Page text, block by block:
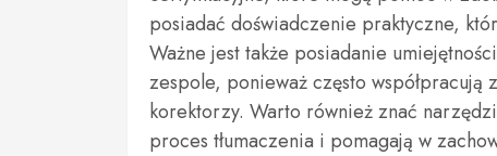
posiadać doświadczenie praktyczne,
Ważne jest także posiadanie
zespole, ponieważ często
korektorzy. Warto również znać
proces tłumaczenia i pomagają w